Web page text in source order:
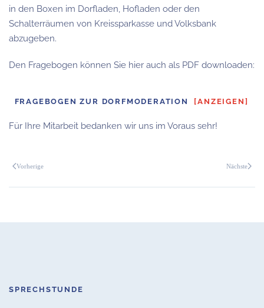
in den Boxen im Dorfladen, Hofladen oder den
Schalterräumen von Kreissparkasse und Volksbank
abzugeben.
Den Fragebogen können Sie hier auch als PDF downloaden:
FRAGEBOGEN ZUR DORFMODERATION [ANZEIGEN]
Für Ihre Mitarbeit bedanken wir uns im Voraus sehr!
Vorherige Nächste
SPRECHSTUNDE